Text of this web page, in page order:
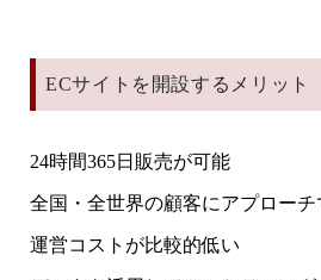
ECサイトを開設するメリット
24時間365日販売が可能
全国・全世界の顧客にアプローチ
運営コストが比較的低い